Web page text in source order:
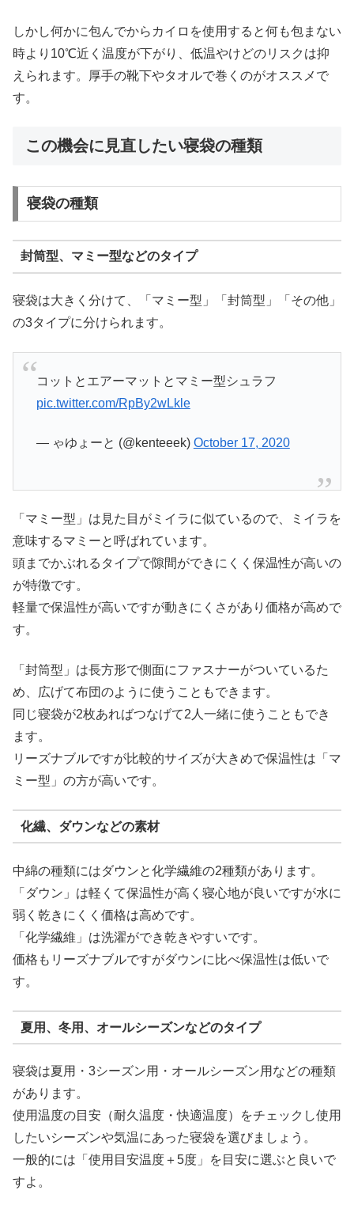
しかし何かに包んでからカイロを使用すると何も包まない
時より10℃近く温度が下がり、低温やけどのリスクは抑
えられます。厚手の靴下やタオルで巻くのがオススメで
す。
この機会に見直したい寝袋の種類
寝袋の種類
封筒型、マミー型などのタイプ
寝袋は大きく分けて、「マミー型」「封筒型」「その他」
の3タイプに分けられます。
コットとエアーマットとマミー型シュラフ
pic.twitter.com/RpBy2wLkle
— ゃゆょーと (@kenteeek) October 17, 2020
「マミー型」は見た目がミイラに似ているので、ミイラを
意味するマミーと呼ばれています。
頭までかぶれるタイプで隙間ができにくく保温性が高いの
が特徴です。
軽量で保温性が高いですが動きにくさがあり価格が高めで
す。
「封筒型」は長方形で側面にファスナーがついているた
め、広げて布団のように使うこともできます。
同じ寝袋が2枚あればつなげて2人一緒に使うこともでき
ます。
リーズナブルですが比較的サイズが大きめで保温性は「マ
ミー型」の方が高いです。
化繊、ダウンなどの素材
中綿の種類にはダウンと化学繊維の2種類があります。
「ダウン」は軽くて保温性が高く寝心地が良いですが水に
弱く乾きにくく価格は高めです。
「化学繊維」は洗濯ができ乾きやすいです。
価格もリーズナブルですがダウンに比べ保温性は低いで
す。
夏用、冬用、オールシーズンなどのタイプ
寝袋は夏用・3シーズン用・オールシーズン用などの種類
があります。
使用温度の目安（耐久温度・快適温度）をチェックし使用
したいシーズンや気温にあった寝袋を選びましょう。
一般的には「使用目安温度＋5度」を目安に選ぶと良いで
すよ。